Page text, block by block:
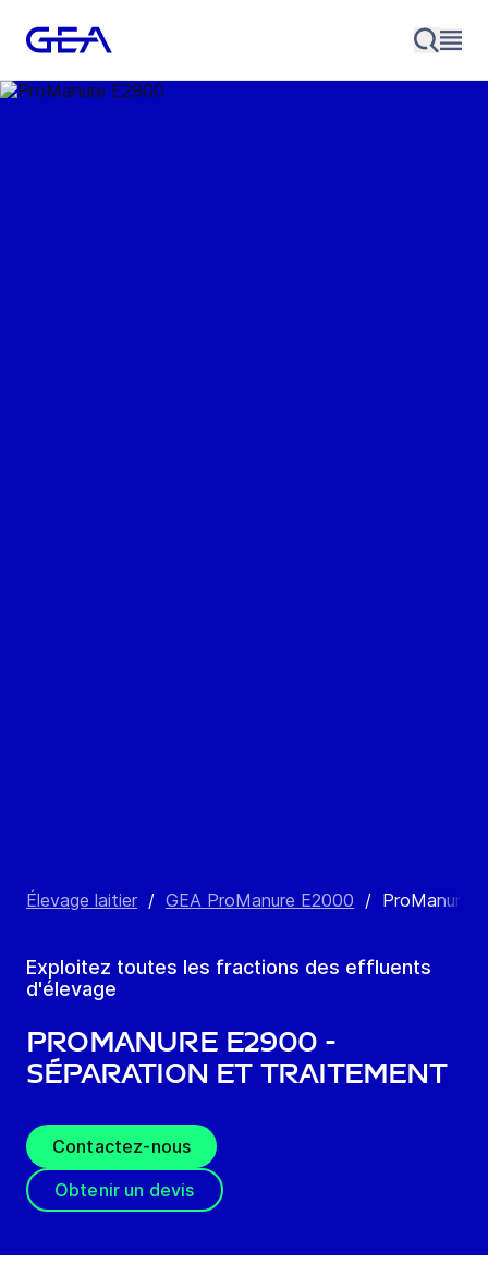
Élevage laitier / GEA ProManure E2000 / ProManure
Exploitez toutes les fractions des effluents
d'élevage
ProManure E2900 -
Séparation et traitement
Contactez-nous
Obtenir un devis